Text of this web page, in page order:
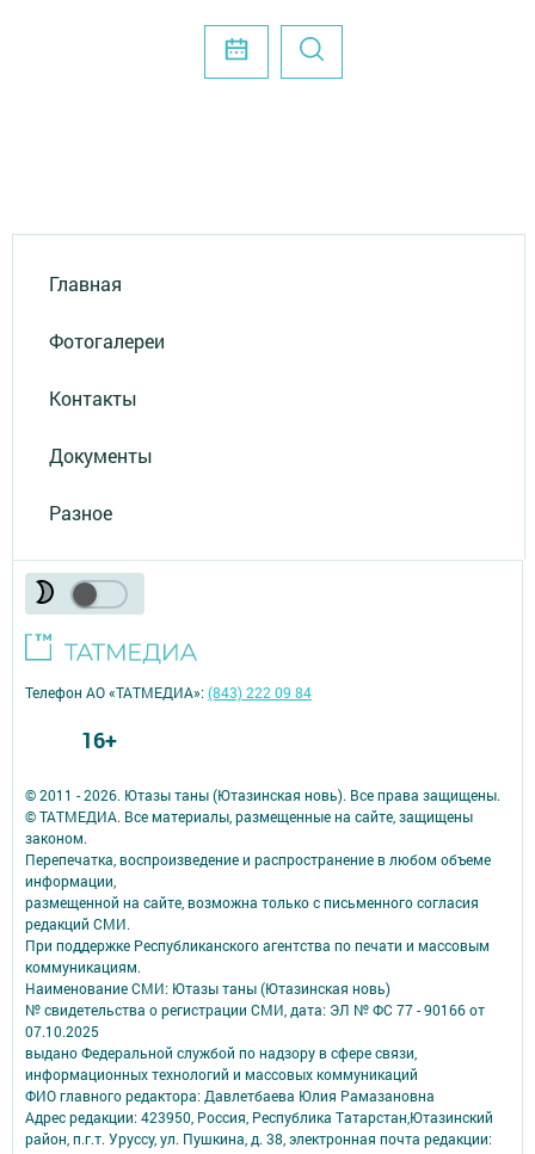
Главная
Фотогалереи
Контакты
Документы
Разное
© 2011 - 2026. Ютазы таны (Ютазинская новь). Все права защищены.
© ТАТМЕДИА. Все материалы, размещенные на сайте, защищены
законом.
Перепечатка, воспроизведение и распространение в любом объеме
информации,
размещенной на сайте, возможна только с письменного согласия
редакций СМИ.
При поддержке Республиканского агентства по печати и массовым
коммуникациям.
Наименование СМИ: Ютазы таны (Ютазинская новь)
№ свидетельства о регистрации СМИ, дата: ЭЛ № ФС 77 - 90166 от
07.10.2025
выдано Федеральной службой по надзору в сфере связи,
информационных технологий и массовых коммуникаций
ФИО главного редактора: Давлетбаева Юлия Рамазановна
Адрес редакции: 423950, Россия, Республика Татарстан,Ютазинский
район, п.г.т. Уруссу, ул. Пушкина, д. 38, электронная почта редакции:
Телефон АО «ТАТМЕДИА»:(843) 222 09 84
16+